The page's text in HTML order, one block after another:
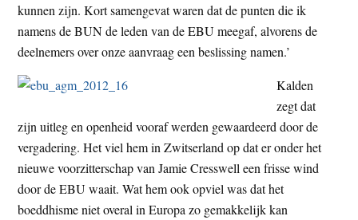
kunnen zijn. Kort samengevat waren dat de punten die ik
namens de BUN de leden van de EBU meegaf, alvorens de
deelnemers over onze aanvraag een beslissing namen.’
Kalden
zegt dat
zijn uitleg en openheid vooraf werden gewaardeerd door de
vergadering. Het viel hem in Zwitserland op dat er onder het
nieuwe voorzitterschap van Jamie Cresswell een frisse wind
door de EBU waait. Wat hem ook opviel was dat het
boeddhisme niet overal in Europa zo gemakkelijk kan